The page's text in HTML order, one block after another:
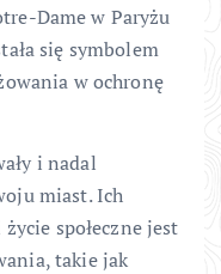
Dame w Paryżu
się symbolem
w ochronę
i nadal
miast. Ich
społeczne jest
takie jak